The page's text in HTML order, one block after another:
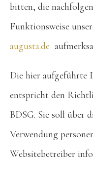
bitten, die
Funktionsweise
augusta.de
Die hier aufgeführte
entspricht den
BDSG. Sie soll über
Verwendung
Websitebetreiber